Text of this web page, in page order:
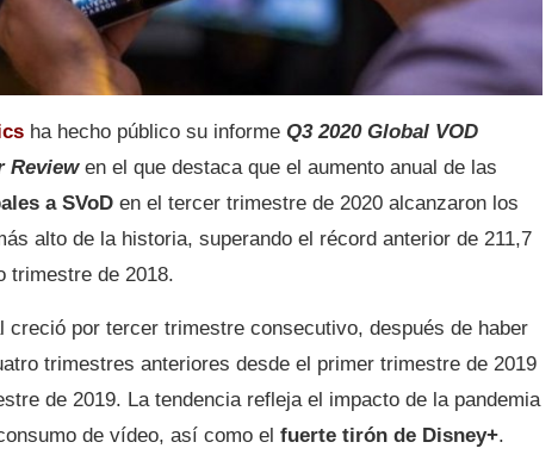
ha hecho público su informe Q3 2020 Global VOD
Reviewen el que destaca que el aumento anual de las
a SVoD en el tercer trimestre de 2020 alcanzaron los
alto de la historia, superando el récord anterior de 211,7
trimestre de 2018.
creció por tercer trimestre consecutivo, después de haber
trimestres anteriores desde el primer trimestre de 2019
de 2019. La tendencia refleja el impacto de la pandemia
de vídeo, así como el fuerte tirón de Disney+.